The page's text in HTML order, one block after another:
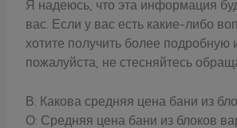
Я надеюсь, что эта информация
вас. Если у вас есть какие-либо
хотите получить более
пожалуйста, не стесняйтесь
В: Какова средняя цена бани из
О: Средняя цена бани из блоков